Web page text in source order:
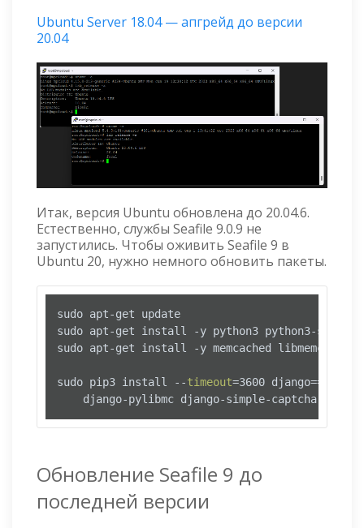
Ubuntu Server 18.04 — апгрейд до версии
20.04
Итак, версия Ubuntu обновлена до 20.04.6.
Естественно, службы Seafile 9.0.9 не
запустились. Чтобы оживить Seafile 9 в
Ubuntu 20, нужно немного обновить пакеты.
sudo apt-get update
sudo apt-get install -y python3 python3-
sudo apt-get install -y memcached
sudo pip3 install --timeout=3600
django-pylibmc django-simple-captcha
Обновление Seafile 9 до
последней версии